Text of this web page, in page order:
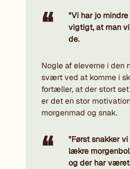
"Vi har jo
vigtigt, at man
de.
Nogle af eleverne i
svært ved at komme i
fortæller, at der stort
er det en stor
morgenmad og snak.
"Først snakker
lækre
og der har